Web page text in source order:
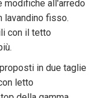
modifiche all'arredo
lavandino fisso.
con il tetto
in due taglie
letto